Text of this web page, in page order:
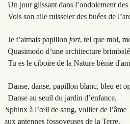
Un jour glissant dans l’ondoiement
Vois son aile ruisseler des buées de
Je t’aimais papillon fort, tel que moi,
Quasimodo d’une architecture
Tu es le ciboire de la Nature bénie
Danse, danse, papillon blanc, bleu et
Danse au seuil du jardin d’enfance,
Sphinx à l’œil de sang, voilier de l’âme
aux antennes fossoyeuses de la Terre.